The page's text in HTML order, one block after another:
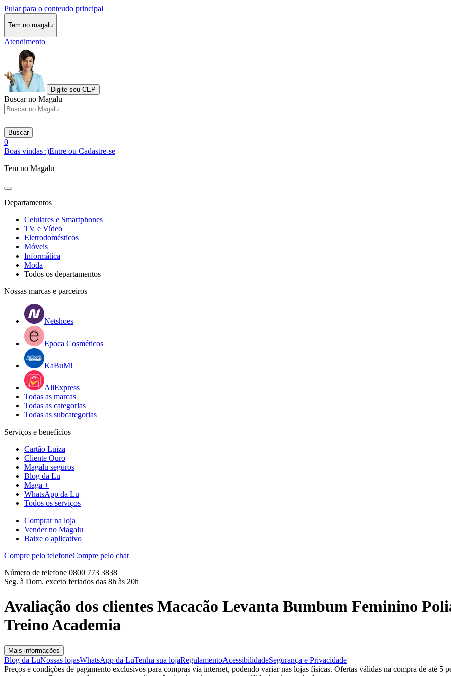
Pular para o conteudo principal
Tem no magalu
Atendimento
Digite seu CEP
Buscar no Magalu
Buscar
0
Boas vindas :)Entre ou Cadastre-se
Tem no Magalu
Departamentos
Celulares e Smartphones
TV e Vídeo
Eletrodomésticos
Móveis
Informática
Moda
Todos os departamentos
Nossas marcas e parceiros
Netshoes
Epoca Cosméticos
KaBuM!
AliExpress
Todas as marcas
Todas as categorias
Todas as subcategorias
Serviços e benefícios
Cartão Luiza
Cliente Ouro
Magalu seguros
Blog da Lu
Maga +
WhatsApp da Lu
Todos os serviços
Comprar na loja
Vender no Magalu
Baixe o aplicativo
Compre pelo telefoneCompre pelo chat
Número de telefone 0800 773 3838
Seg. à Dom. exceto feriados das 8h às 20h
Avaliação dos clientes Macacão Levanta Bumbum Feminino
Treino Academia
Mais informações
Blog da LuNossas lojasWhatsApp da LuTenha sua lojaRegulamentoAcessibilidadeSegurança e Privacidade
Preços e condições de pagamento exclusivos para compras via internet, podendo variar nas lojas físicas. Ofertas válidas na compra de até 5